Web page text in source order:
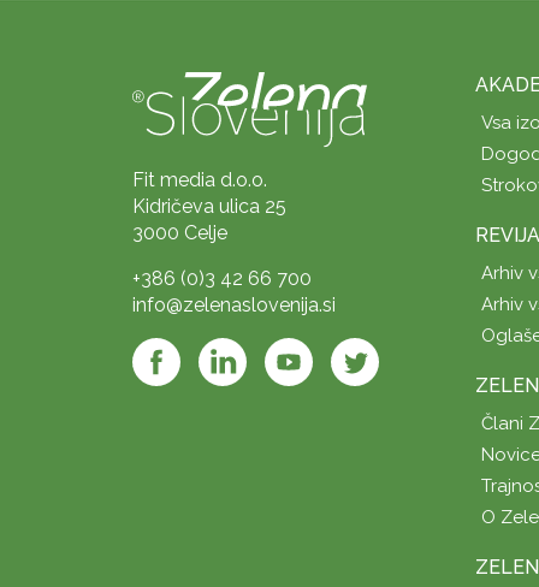
Fit media d.o.o.
Kidričeva ulica 25
3000 Celje
+386 (0)3 42 66 700
info@zelenaslovenija.si
Vsa
Arhiv
Arhiv
Člani
O